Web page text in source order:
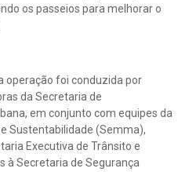
os passeios para melhorar o
operação foi conduzida por
da Secretaria de
em conjunto com equipes da
Sustentabilidade (Semma),
Executiva de Trânsito e
à Secretaria de Segurança